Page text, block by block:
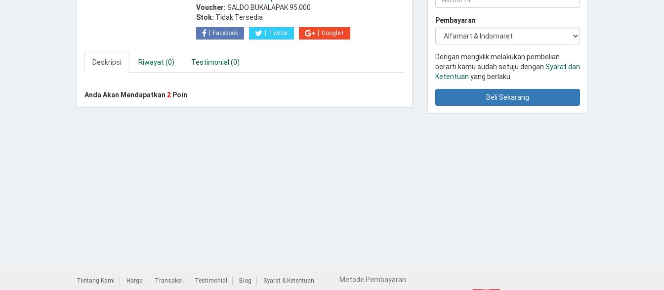
Voucher: SALDO BUKALAPAK 95.000
Stok: Tidak Tersedia
Facebook Twitter Google+
Deskripsi Riwayat (0) Testimonial (0)
Anda Akan Mendapatkan 2Poin
Pembayaran
Dengan mengklik melakukan pembelian
berarti kamu sudah setuju dengan Syarat dan
Ketentuan yang berlaku.
Beli Sekarang
Tentang Kami Harga Transaksi Testimonial Blog Syarat & Ketentuan Metode Pembayaran